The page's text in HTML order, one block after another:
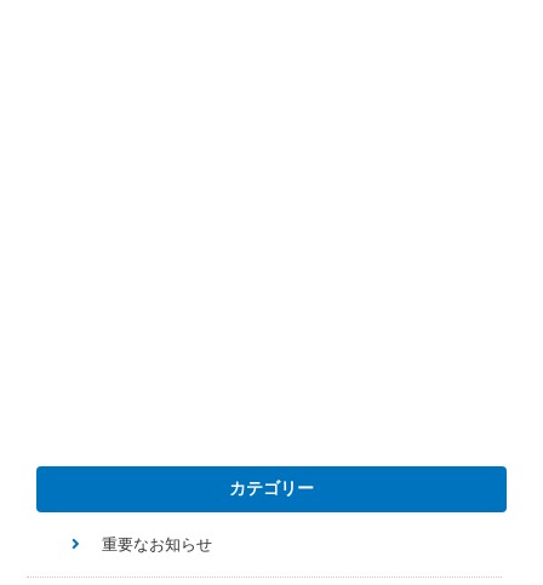
カテゴリー
重要なお知らせ